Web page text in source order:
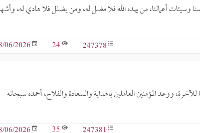
وسيئات أعمالنا، من يهده الله فلا مضل له، ومن يضلل فلا هادي له،
247378
24
06/2026
ووعد المؤمنين العاملين بالهداية والسعادة والفلاح، أحمده سبحانه